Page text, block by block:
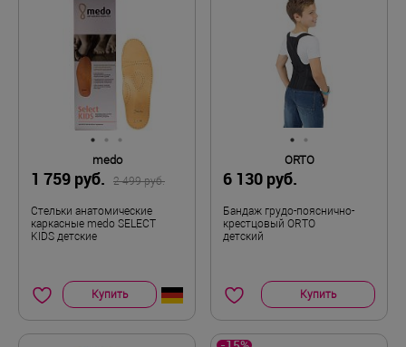
medo
1 759 руб. 2 499 руб.
Стельки анатомические
каркасные medo SELECT
KIDS детские
Купить
ORTO
6 130 руб.
Бандаж грудо-пояснично-
крестцовый ORTO
детский
Купить